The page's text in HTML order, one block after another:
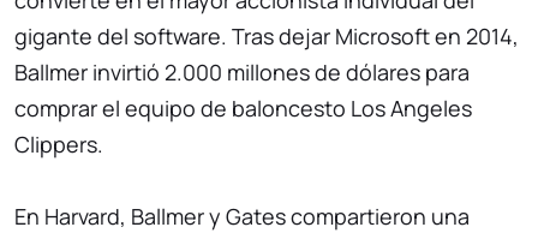
gigante del software. Tras dejar Microsoft en 2014,
Ballmer invirtió 2.000 millones de dólares para
comprar el equipo de baloncesto Los Angeles
Clippers.
En Harvard, Ballmer y Gates compartieron una